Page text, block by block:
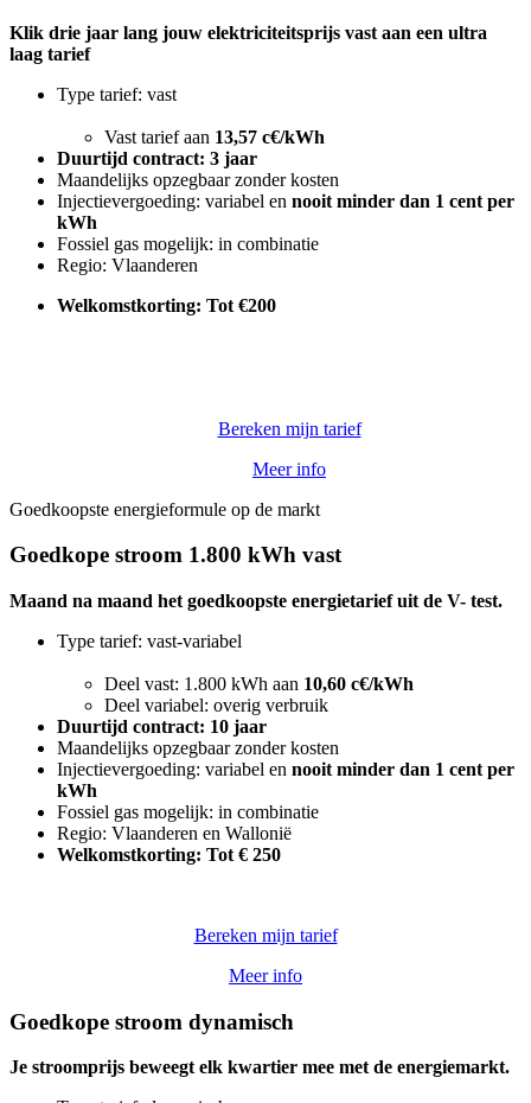
Klik drie jaar lang jouw elektriciteitsprijs vast aan een ultra
laag tarief
Type tarief: vast
Vast tarief aan 13,57 c€/kWh
Duurtijd contract: 3 jaar
Maandelijks opzegbaar zonder kosten
Injectievergoeding: variabel en nooit minder dan 1 cent per
kWh
Fossiel gas mogelijk: in combinatie
Regio: Vlaanderen
Welkomstkorting: Tot €200
Bereken mijn tarief
Meer info
Goedkoopste energieformule op de markt
Goedkope stroom 1.800 kWh vast
Maand na maand het goedkoopste energietarief uit de V- test.
Type tarief: vast-variabel
Deel vast: 1.800 kWh aan 10,60 c€/kWh
Deel variabel: overig verbruik
Duurtijd contract: 10 jaar
Maandelijks opzegbaar zonder kosten
Injectievergoeding: variabel en nooit minder dan 1 cent per
kWh
Fossiel gas mogelijk: in combinatie
Regio: Vlaanderen en Wallonië
Welkomstkorting: Tot € 250
Bereken mijn tarief
Meer info
Goedkope stroom dynamisch
Je stroomprijs beweegt elk kwartier mee met de energiemarkt.